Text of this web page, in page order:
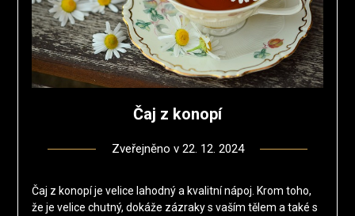
Čaj z konopí
Zveřejněno v 22. 12. 2024
Čaj z konopí je velice lahodný a kvalitní nápoj. Krom toho,
že je velice chutný, dokáže zázraky s vaším tělem a také s